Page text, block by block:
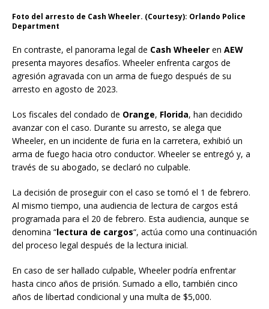
Foto del arresto de Cash Wheeler. (Courtesy): Orlando Police
Department
En contraste, el panorama legal de Cash Wheeler en AEW
presenta mayores desafíos. Wheeler enfrenta cargos de
agresión agravada con un arma de fuego después de su
arresto en agosto de 2023.
Los fiscales del condado de Orange, Florida, han decidido
avanzar con el caso. Durante su arresto, se alega que
Wheeler, en un incidente de furia en la carretera, exhibió un
arma de fuego hacia otro conductor. Wheeler se entregó y, a
través de su abogado, se declaró no culpable.
La decisión de proseguir con el caso se tomó el 1 de febrero.
Al mismo tiempo, una audiencia de lectura de cargos está
programada para el 20 de febrero. Esta audiencia, aunque se
denomina “lectura de cargos“, actúa como una continuación
del proceso legal después de la lectura inicial.
En caso de ser hallado culpable, Wheeler podría enfrentar
hasta cinco años de prisión. Sumado a ello, también cinco
años de libertad condicional y una multa de $5,000.